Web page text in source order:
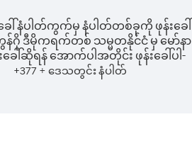
ခေါ်နံပါတ်ကွက်မှ နံပါတ်တစ်ခုကို ဖုန်းခေါ်
ဂို ဒီမိုကရက်တစ် သမ္မတနိုင်ငံ မှ မော်နာ
ေါ်ဆိုရန် အောက်ပါအတိုင်း ဖုန်းခေါ်ပါ-
+377 + ဒေသတွင်း နံပါတ်